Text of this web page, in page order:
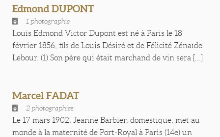
Edmond DUPONT
1 photographie
Louis Edmond Victor Dupont est né à Paris le 18
février 1856, fils de Louis Désiré et de Félicité Zénaïde
Lebour. (1) Son père qui était marchand de vin sera [...]
Marcel FADAT
2 photographies
Le 17 mars 1902, Jeanne Barbier, domestique, met au
monde à la maternité de Port-Royal à Paris (14e) un